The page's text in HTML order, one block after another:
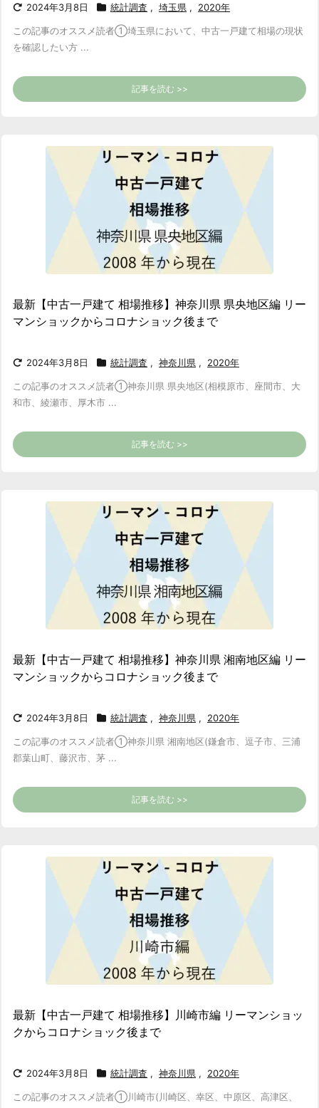
2024年3月8日 統計調査 , 埼玉県 , 2020年
この記事のオススメ読者①埼玉県において、中古一戸建て相場の現状
を確認したい方 ...
記事を読む >>
最新【中古一戸建て 相場推移】神奈川県 県央地区編 リー
マンショックからコロナショック後まで
2024年3月8日 統計調査 , 神奈川県 , 2020年
この記事のオススメ読者①神奈川県 県央地区(相模原市、座間市、大
和市、綾瀬市、厚木市 ...
記事を読む >>
最新【中古一戸建て 相場推移】神奈川県 湘南地区編 リー
マンショックからコロナショック後まで
2024年3月8日 統計調査 , 神奈川県 , 2020年
この記事のオススメ読者①神奈川県 湘南地区(鎌倉市、逗子市、三浦
郡葉山町、藤沢市、茅 ...
記事を読む >>
最新【中古一戸建て 相場推移】川崎市編 リーマンショッ
クからコロナショック後まで
2024年3月8日 統計調査 , 神奈川県 , 2020年
この記事のオススメ読者①川崎市(川崎区、幸区、中原区、高津区、